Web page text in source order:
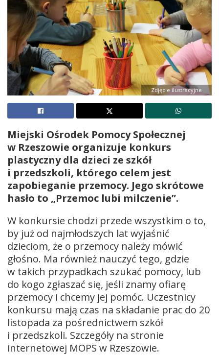
Zdjęcie ilustracyjne
Miejski Ośrodek Pomocy Społecznej
w Rzeszowie organizuje konkurs
plastyczny dla dzieci ze szkół
i przedszkoli, którego celem jest
zapobieganie przemocy. Jego skrótowe
hasło to „Przemoc lubi milczenie”.
W konkursie chodzi przede wszystkim o to,
by już od najmłodszych lat wyjaśnić
dzieciom, że o przemocy należy mówić
głośno. Ma również nauczyć tego, gdzie
w takich przypadkach szukać pomocy, lub
do kogo zgłaszać się, jeśli znamy ofiarę
przemocy i chcemy jej pomóc. Uczestnicy
konkursu mają czas na składanie prac do 20
listopada za pośrednictwem szkół
i przedszkoli. Szczegóły na stronie
internetowej MOPS w Rzeszowie.